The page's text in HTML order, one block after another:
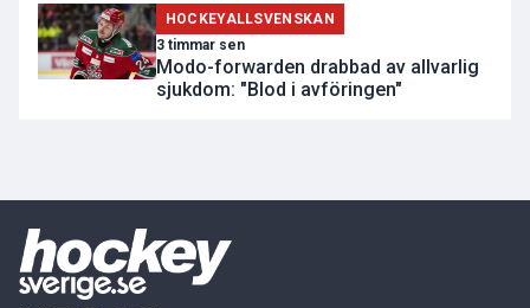
HOCKEYALLSVENSKAN
3 timmar sen
Modo-forwarden drabbad av allvarlig
sjukdom: "Blod i avföringen"